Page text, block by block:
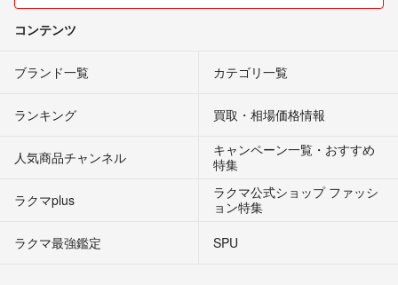
コンテンツ
ブランド一覧 カテゴリ一覧
ランキング 買取・相場価格情報
人気商品チャンネル
キャンペーン一覧・おすすめ
特集
ラクマplus
ラクマ公式ショップ ファッシ
ョン特集
ラクマ最強鑑定
SPU